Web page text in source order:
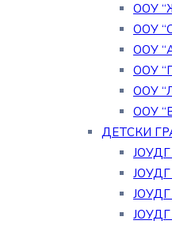
ООУ
ООУ
ООУ
ООУ
ООУ
ООУ
ДЕТСКИ